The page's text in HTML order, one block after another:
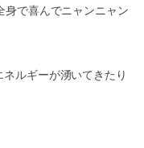
身で喜んでニャンニャン
ルギーが湧いてきたり